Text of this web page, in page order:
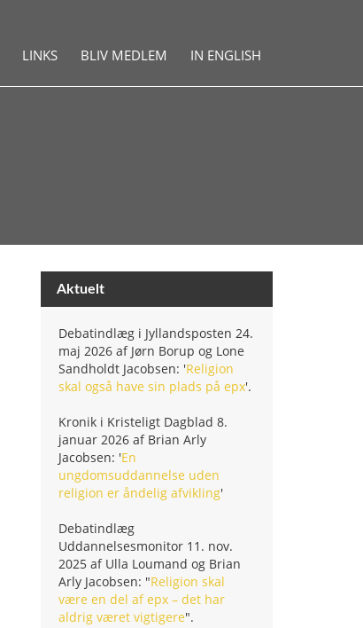
LINKS BLIV MEDLEM IN ENGLISH
Aktuelt
Debatindlæg i Jyllandsposten 24.
maj 2026 af Jørn Borup og Lone
Sandholdt Jacobsen: 'Religion
skal også have sin plads på epx'.
Kronik i Kristeligt Dagblad 8.
januar 2026 af Brian Arly
Jacobsen: 'En
ungdomsuddannelse uden
religion er åndelig afvikling'
Debatindlæg
Uddannelsesmonitor 11. nov.
2025 af Ulla Loumand og Brian
Arly Jacobsen: "Religion skal
være en del af epx – det har
aldrig været vigtigere".